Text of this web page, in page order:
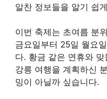
알찬 정보들을 알기 쉽
이번 축제는 초여름 분
금요일부터 25일 월요
다. 황금 같은 연휴와
강릉 여행을 계획하신
밍이 아닐까 싶습니다.